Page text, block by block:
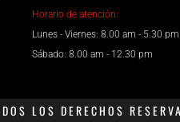
Horario de atención:
Lunes - Viernes: 8.00 am - 5.30 pm
Sábado: 8.00 am - 12.30 pm
LOS DERECHOS